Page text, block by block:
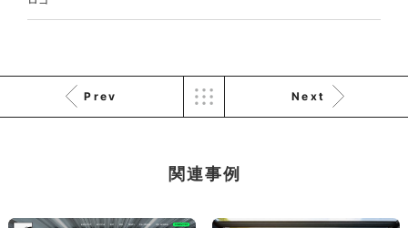
サイト制作
印刷物
Prev Next
関連事例